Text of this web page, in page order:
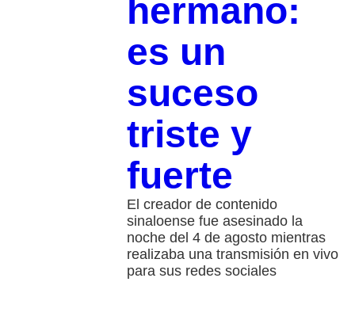
hermano:
es un
suceso
triste y
fuerte
El creador de contenido
sinaloense fue asesinado la
noche del 4 de agosto mientras
realizaba una transmisión en vivo
para sus redes sociales